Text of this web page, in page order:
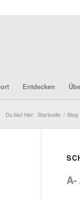
Entdecken
Du bist hier: Startseite / Blog
A-